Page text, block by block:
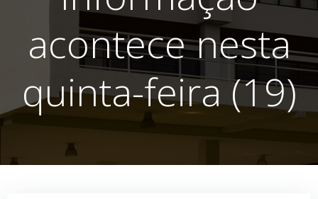
acontece nesta
quinta-feira (19)